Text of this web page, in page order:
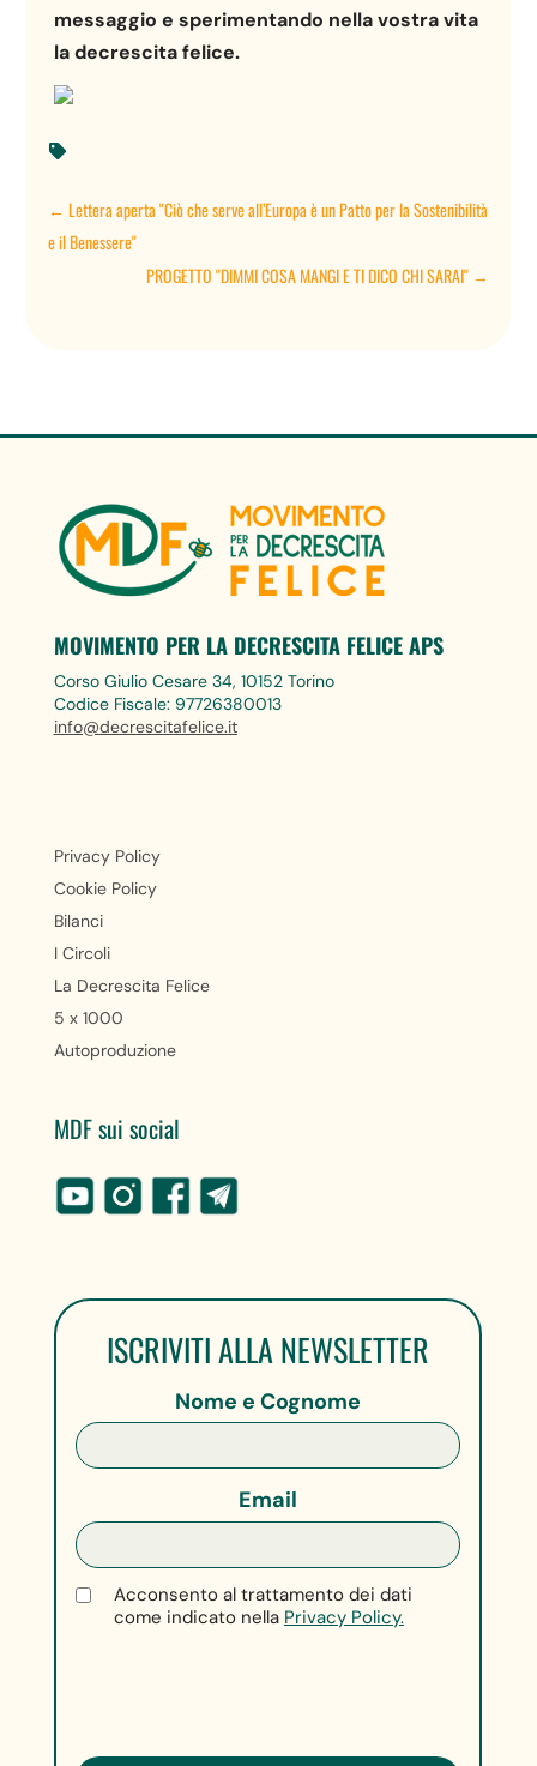
messaggio e sperimentando nella vostra vita
la decrescita felice.

←Lettera aperta "Ciò che serve all’Europa è un Patto per la Sostenibilità
e il Benessere"
PROGETTO "DIMMI COSA MANGI E TI DICO CHI SARAI"→
MOVIMENTO PER LA DECRESCITA FELICE APS
Corso Giulio Cesare 34, 10152 Torino
Codice Fiscale: 97726380013
info@decrescitafelice.it
Privacy Policy
Cookie Policy
Bilanci
I Circoli
La Decrescita Felice
5 x 1000
Autoproduzione
MDF sui social
ISCRIVITI ALLA NEWSLETTER
Nome e Cognome
Email
Acconsento al trattamento dei dati
come indicato nella Privacy Policy.